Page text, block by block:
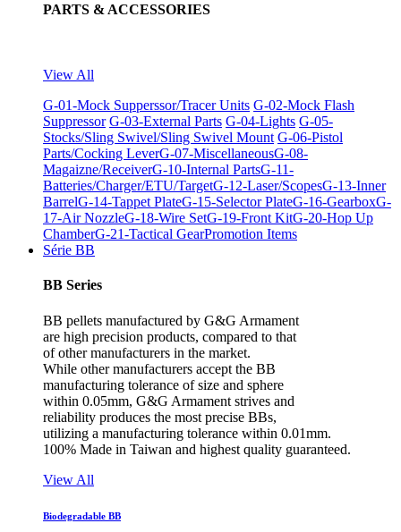
PARTS & ACCESSORIES
View All
G-01-Mock Supperssor/Tracer Units G-02-Mock Flash
Suppressor G-03-External Parts G-04-Lights G-05-
Stocks/Sling Swivel/Sling Swivel Mount G-06-Pistol
Parts/Cocking LeverG-07-MiscellaneousG-08-
Magaizne/ReceiverG-10-Internal PartsG-11-
Batteries/Charger/ETU/TargetG-12-Laser/ScopesG-13-Inner
BarrelG-14-Tappet PlateG-15-Selector PlateG-16-GearboxG-
17-Air NozzleG-18-Wire SetG-19-Front KitG-20-Hop Up
ChamberG-21-Tactical GearPromotion Items
Série BB
BB Series
BB pellets manufactured by G&G Armament
are high precision products, compared to that
of other manufacturers in the market.
While other manufacturers accept the BB
manufacturing tolerance of size and sphere
within 0.05mm, G&G Armament strives and
reliability produces the most precise BBs,
utilizing a manufacturing tolerance within 0.01mm.
100% Made in Taiwan and highest quality guaranteed.
View All
Biodegradable BB